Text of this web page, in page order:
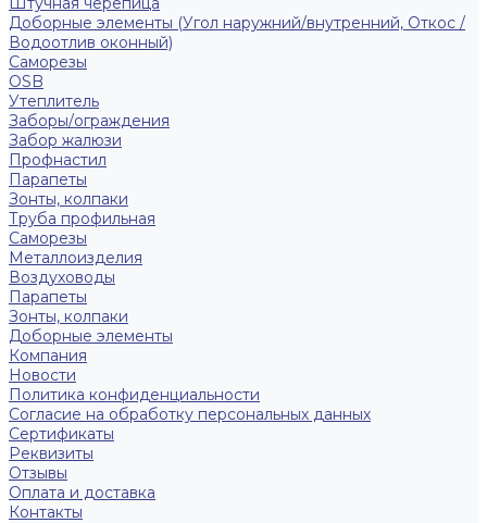
Доборные элементы (Угол наружний/внутренний, Откос /
Водоотлив оконный)
Саморезы
OSB
Утеплитель
Заборы/ограждения
Забор жалюзи
Профнастил
Парапеты
Зонты, колпаки
Труба профильная
Саморезы
Металлоизделия
Воздуховоды
Парапеты
Зонты, колпаки
Доборные элементы
Компания
Новости
Политика конфиденциальности
Согласие на обработку персональных данных
Сертификаты
Реквизиты
Отзывы
Оплата и доставка
Контакты